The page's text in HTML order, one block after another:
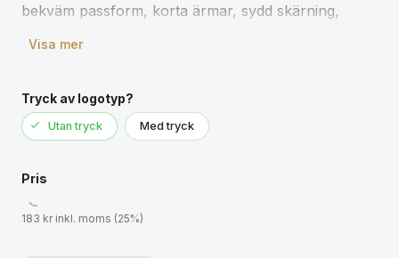
bekväm passform, korta ärmar, sydd skärning,
förstärkt knappslå med 3 oblekta knappar, rak fåll
av sidosömmen. För storleksinformation, se
storlekstabellen i produktdokumentationen.
Visa mer
Tryck av logotyp?
Utan tryck Med tryck
Pris
183 kr inkl. moms (25%)